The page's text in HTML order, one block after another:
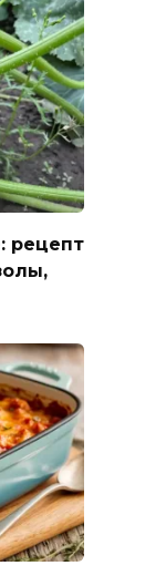
рецепт